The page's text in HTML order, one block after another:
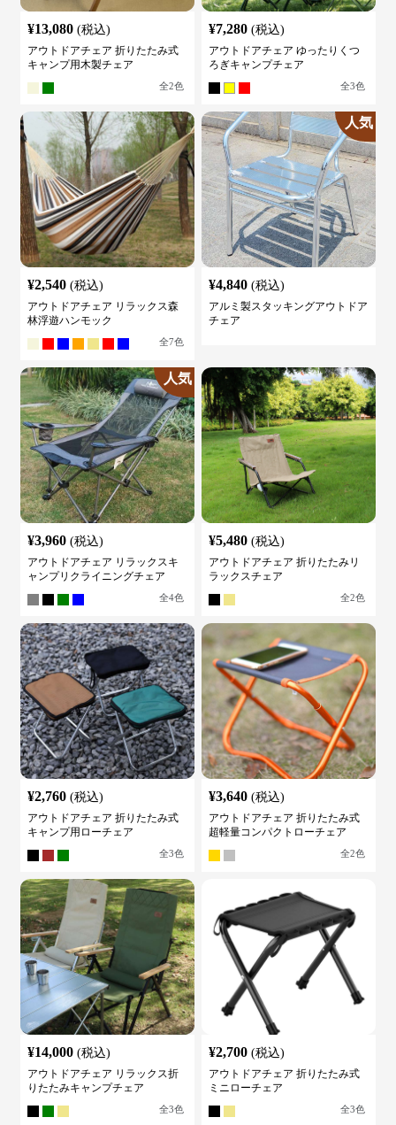
¥13,080 (税込)
アウトドアチェア 折りたたみ式
キャンプ用木製チェア
全2色
¥7,280 (税込)
アウトドアチェア ゆったりくつ
ろぎキャンプチェア
全3色
¥2,540 (税込)
アウトドアチェア リラックス森
林浮遊ハンモック
全7色
人気
¥4,840 (税込)
アルミ製スタッキングアウトドア
チェア
人気
¥3,960 (税込)
アウトドアチェア リラックスキ
ャンプリクライニングチェア
全4色
¥5,480 (税込)
アウトドアチェア 折りたたみリ
ラックスチェア
全2色
¥2,760 (税込)
アウトドアチェア 折りたたみ式
キャンプ用ローチェア
全3色
¥3,640 (税込)
アウトドアチェア 折りたたみ式
超軽量コンパクトローチェア
全2色
¥14,000 (税込)
アウトドアチェア リラックス折
りたたみキャンプチェア
全3色
¥2,700 (税込)
アウトドアチェア 折りたたみ式
ミニローチェア
全3色